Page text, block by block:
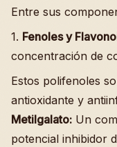
Entre sus
1. Fenoles y
concentración de
Estos polifenoles
antioxidante y
Metilgalato: Un
potencial inhibidor